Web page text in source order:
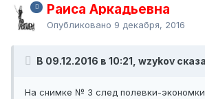
Раиса Аркадьевна
Опубликовано 9 декабря, 2016
В 09.12.2016 в 10:21, wzykov
На снимке № 3 след полевки-экономки